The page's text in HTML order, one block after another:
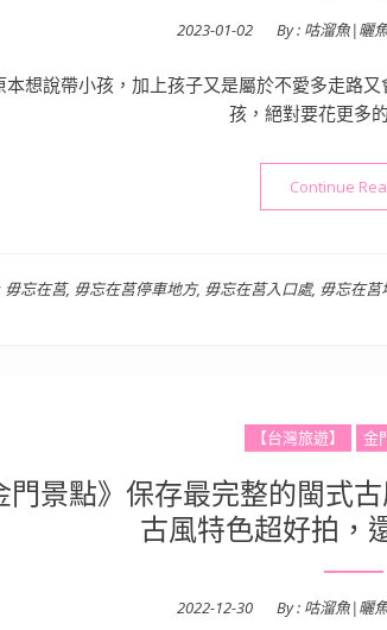
Posted
2023-01-02 By : 咕溜魚|曬
本想說帶小孩，加上孩子又是屬於不愛多走路
孩，絕對要花更多
Continue
毋忘在莒, 毋忘在莒停車地方, 毋忘在莒入口處, 毋忘在莒
【台灣旅遊】 金
門景點》保存最完整的閩式
古風特色超好拍，
Posted
2022-12-30 By : 咕溜魚|曬